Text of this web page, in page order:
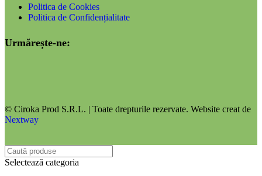
Politica de Cookies
Politica de Confidențialitate
Urmărește-ne:
© Ciroka Prod S.R.L. | Toate drepturile rezervate. Website creat de
Nextway
Selectează categoria